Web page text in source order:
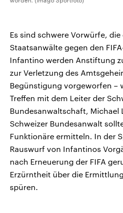
Es sind schwere Vorwürfe,
Staatsanwälte gegen den
Infantino werden Anstiftung
zur Verletzung des
Begünstigung vorgeworfen –
Treffen mit dem Leiter der
Bundesanwaltschaft, Michael
Schweizer Bundesanwalt
Funktionäre ermitteln. In der
Rauswurf von Infantinos
nach Erneuerung der FIFA
Erzürntheit über die
spüren.